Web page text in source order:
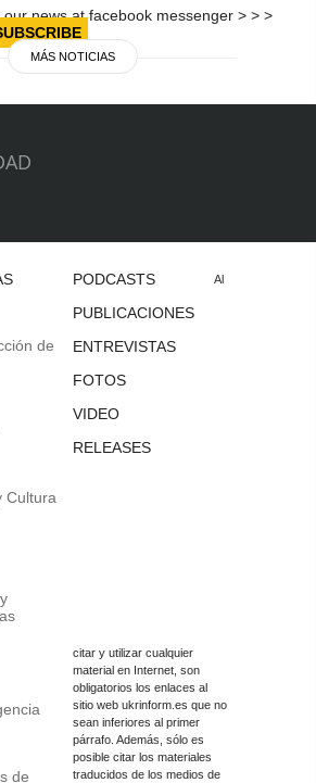
our news at facebook messenger > > >
MÁS NOTICIAS
de
Cultura
de
PODCASTS
PUBLICACIONES
ENTREVISTAS
FOTOS
VIDEO
RELEASES
Al
citar y utilizar cualquier
material en Internet, son
obligatorios los enlaces al
sitio web ukrinform.es que no
sean inferiores al primer
párrafo. Además, sólo es
posible citar los materiales
traducidos de los medios de